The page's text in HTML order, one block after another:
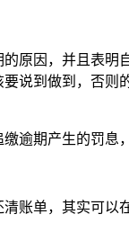
原因，并且表
说到做到，否
逾期产生的罚息
账单，其实可